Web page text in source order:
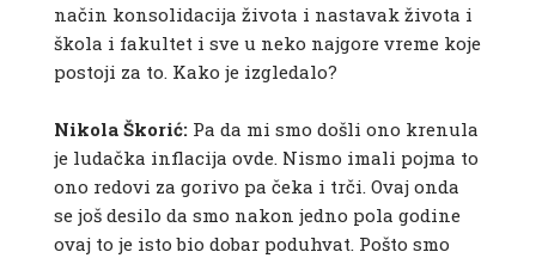
način konsolidacija života i nastavak života i
škola i fakultet i sve u neko najgore vreme koje
postoji za to. Kako je izgledalo?
Nikola Škorić: Pa da mi smo došli ono krenula
je ludačka inflacija ovde. Nismo imali pojma to
ono redovi za gorivo pa čeka i trči. Ovaj onda
se još desilo da smo nakon jedno pola godine
ovaj to je isto bio dobar poduhvat. Pošto smo